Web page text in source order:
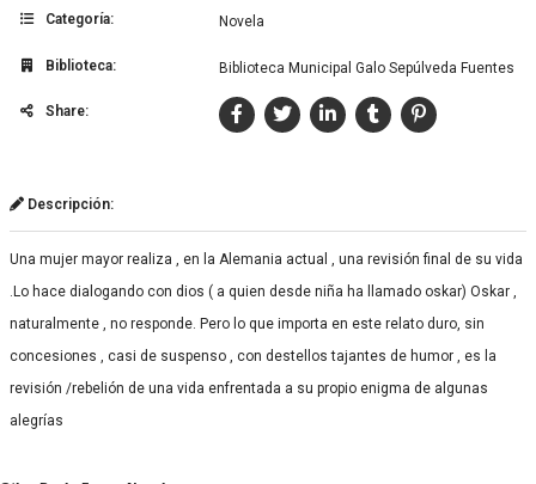
Categoría: Novela
Biblioteca: Biblioteca Municipal Galo Sepúlveda Fuentes
Share:
Descripción:
Una mujer mayor realiza , en la Alemania actual , una revisión final de su vida
.Lo hace dialogando con dios ( a quien desde niña ha llamado oskar) Oskar ,
naturalmente , no responde. Pero lo que importa en este relato duro, sin
concesiones , casi de suspenso , con destellos tajantes de humor , es la
revisión /rebelión de una vida enfrentada a su propio enigma de algunas
alegrías